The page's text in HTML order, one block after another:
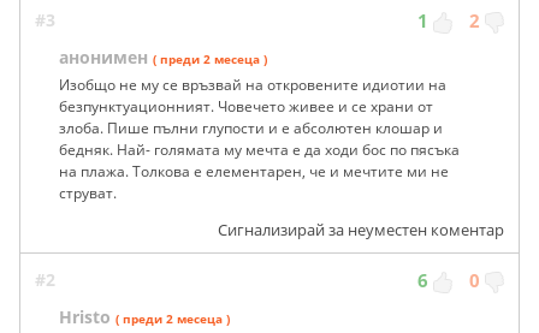
#3 1 2
анонимен ( преди 2 месеца )
Изобщо не му се връзвай на откровените идиотии на
безпунктуационният. Човечето живее и се храни от
злоба. Пише пълни глупости и е абсолютен клошар и
бедняк. Най- голямата му мечта е да ходи бос по пясъка
на плажа. Толкова е елементарен, че и мечтите ми не
струват.
Сигнализирай за неуместен коментар
#2 6 0
Hristo ( преди 2 месеца )